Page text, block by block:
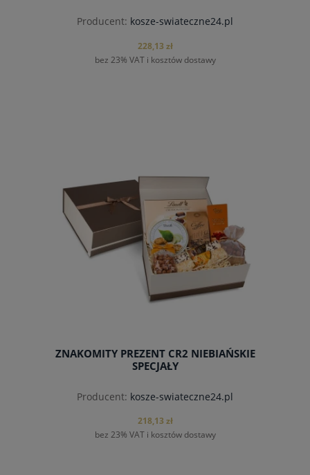
Producent: kosze-swiateczne24.pl
228,13 zł
bez 23% VAT i kosztów dostawy
ZNAKOMITY PREZENT CR2 NIEBIAŃSKIE
SPECJAŁY
Producent: kosze-swiateczne24.pl
218,13 zł
bez 23% VAT i kosztów dostawy